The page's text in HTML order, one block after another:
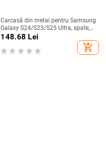
Carcasă din metal pentru Samsung
Galaxy S24/S23/S25 Ultra, spate,
prelucrată, personalizabilă, disipare
căldură, anti-cadere, anti-amprentă
148.68 Lei
add_shopping_cart